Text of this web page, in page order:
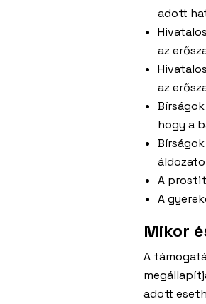
adott
az
az
hogy a
A
A
Mikor
A
adott